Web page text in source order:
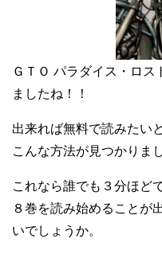
ＧＴＯ パラダイス・ロ
ましたね！！
出来れば無料で読みたい
こんな方法が見つかりま
これなら誰でも３分ほど
８巻を読み始めることが
いでしょうか。